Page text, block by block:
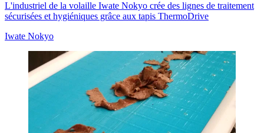
L'industriel de la volaille Iwate Nokyo crée des lignes de traitement
sécurisées et hygiéniques grâce aux tapis ThermoDrive
Iwate Nokyo